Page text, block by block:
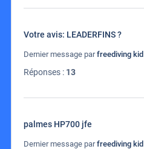
Votre avis: LEADERFINS ?
Dernier message parfreediving kid
Réponses : 13
palmes HP700 jfe
Dernier message parfreediving kid